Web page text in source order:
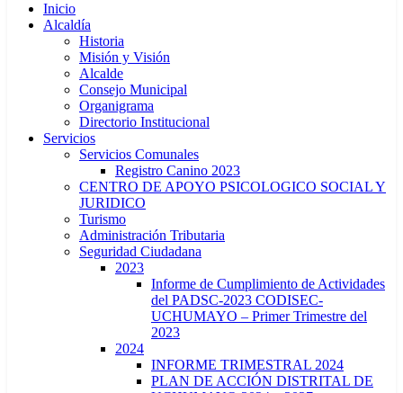
Inicio
Alcaldía
Historia
Misión y Visión
Alcalde
Consejo Municipal
Organigrama
Directorio Institucional
Servicios
Servicios Comunales
Registro Canino 2023
CENTRO DE APOYO PSICOLOGICO SOCIAL Y
JURIDICO
Turismo
Administración Tributaria
Seguridad Ciudadana
2023
Informe de Cumplimiento de Actividades
del PADSC-2023 CODISEC-
UCHUMAYO – Primer Trimestre del
2023
2024
INFORME TRIMESTRAL 2024
PLAN DE ACCIÓN DISTRITAL DE